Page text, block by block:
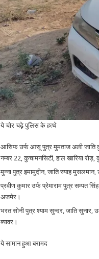
ये चोर चढ़े पुलिस के हत्थे
आसिफ उर्फ आसू पुत्र मुमताज अली जाति
नम्बर 22, कुचामनसिटी, हाल खारिया रोड़,
मुन्ना पुत्र इमामुदीन, जाति स्याह
प्रवीण कुमार उर्फ प्रेमाराम पुत्र सम्पत
अजमेर।
भरत सोनी पुत्र श्याम सुन्दर, जाति सुनार,
ब्यावर।
ये सामान हुआ बरामद